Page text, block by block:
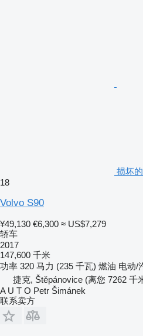
损坏
18
Volvo S90
¥49,130 €6,300 ≈ US$7,279
轿车
2017
147,600 千米
功率 320 马力 (235 千瓦) 燃油 电动/
捷克, Štěpánovice (离您 7262 千
A U T O Petr Šimánek
联系卖方